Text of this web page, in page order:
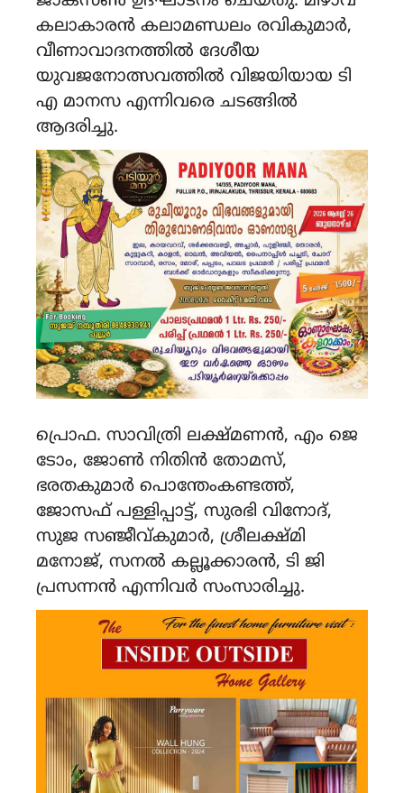
കലാകാരൻ കലാമണ്ഡലം രവികുമാർ,
വീണാവാദനത്തിൽ ദേശീയ
യുവജനോത്സവത്തിൽ വിജയിയായ ടി
എ മാനസ എന്നിവരെ ചടങ്ങിൽ
ആദരിച്ചു.
പ്രൊഫ. സാവിത്രി ലക്ഷ്മണൻ, എം ജെ
ടോം, ജോൺ നിതിൻ തോമസ്,
ഭരതകുമാർ പൊന്തേംകണ്ടത്ത്,
ജോസഫ് പള്ളിപ്പാട്ട്, സുരഭി വിനോദ്,
സുജ സഞ്ജീവ്കുമാർ, ശ്രീലക്ഷ്മി
മനോജ്, സനൽ കല്ലൂക്കാരൻ, ടി ജി
പ്രസന്നൻ എന്നിവർ സംസാരിച്ചു.